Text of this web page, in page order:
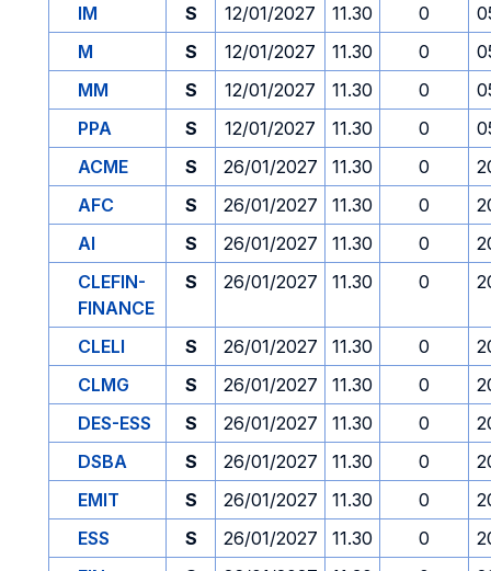
IM
S 12/01/2027 11.30 0
M
S 12/01/2027 11.30 0
MM
S 12/01/2027 11.30 0
PPA
S 12/01/2027 11.30 0
ACME
S 26/01/2027 11.30 0
AFC
S 26/01/2027 11.30 0
AI
S 26/01/2027 11.30 0
CLEFIN-
FINANCE
S 26/01/2027 11.30 0
CLELI S 26/01/2027 11.30 0
CLMG
S 26/01/2027 11.30 0
DES-ESS
S 26/01/2027 11.30 0
DSBA
S 26/01/2027 11.30 0
EMIT
S 26/01/2027 11.30 0
ESS
S 26/01/2027 11.30 0